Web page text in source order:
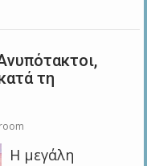
τη
Η μεγάλη